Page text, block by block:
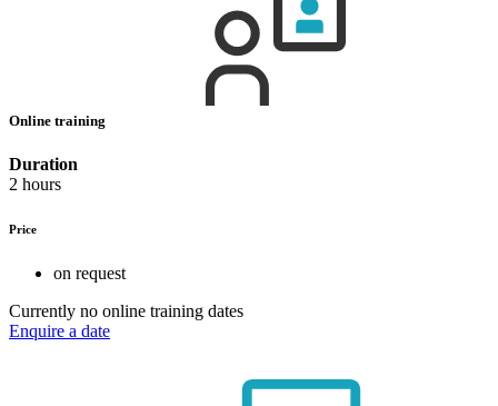
Online training
Duration
2 hours
Price
on request
Currently no online training dates
Enquire a date